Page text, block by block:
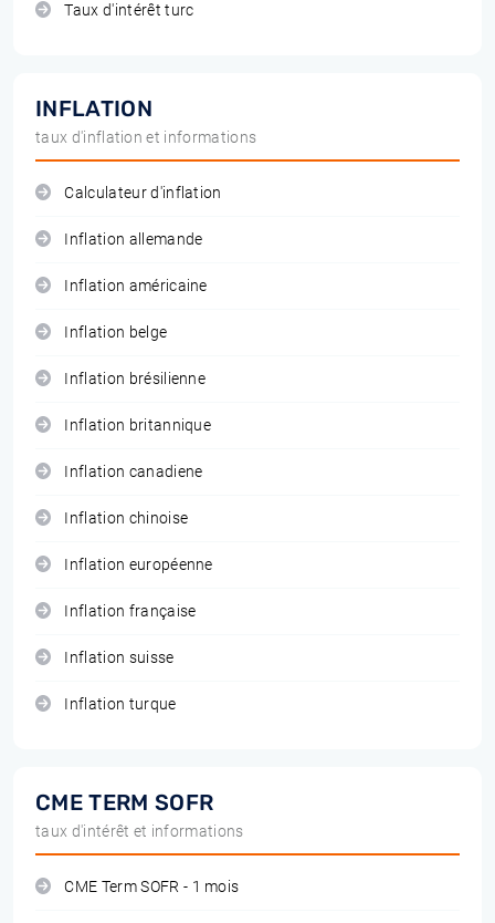
Taux d'intérêt turc
INFLATION
taux d'inflation et informations
Calculateur d'inflation
Inflation allemande
Inflation américaine
Inflation belge
Inflation brésilienne
Inflation britannique
Inflation canadiene
Inflation chinoise
Inflation européenne
Inflation française
Inflation suisse
Inflation turque
CME TERM SOFR
taux d'intérêt et informations
CME Term SOFR - 1 mois